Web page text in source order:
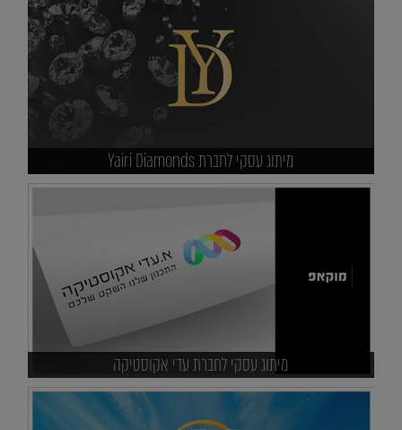
מיתוג עסקי לחברת Yairi Diamonds
מיתוג עסקי לחברת עדי אקוסטיקה